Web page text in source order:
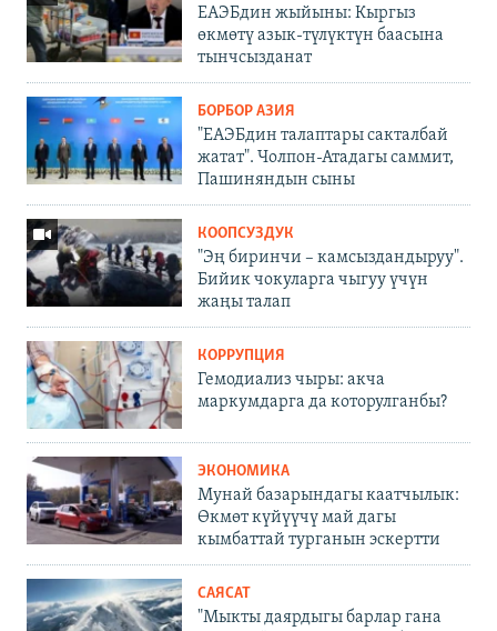
ЕАЭБдин жыйыны: Кыргыз
өкмөтү азык-түлүктүн баасына
тынчсызданат
БОРБОР АЗИЯ
"ЕАЭБдин талаптары сакталбай
жатат". Чолпон-Атадагы саммит,
Пашиняндын сыны
КООПСУЗДУК
"Эң биринчи – камсыздандыруу".
Бийик чокуларга чыгуу үчүн
жаңы талап
КОРРУПЦИЯ
Гемодиализ чыры: акча
маркумдарга да которулганбы?
ЭКОНОМИКА
Мунай базарындагы каатчылык:
Өкмөт күйүүчү май дагы
кымбаттай турганын эскертти
САЯСАТ
"Мыкты даярдыгы барлар гана